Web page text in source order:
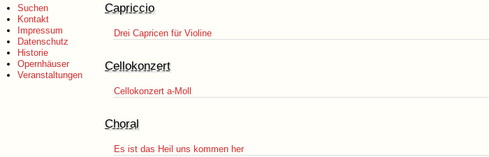
Suchen
Kontakt
Impressum
Datenschutz
Historie
Opernhäuser
Veranstaltungen
Capriccio
Drei Capricen für Violine
Cellokonzert
Cellokonzert a-Moll
Choral
Es ist das Heil uns kommen her